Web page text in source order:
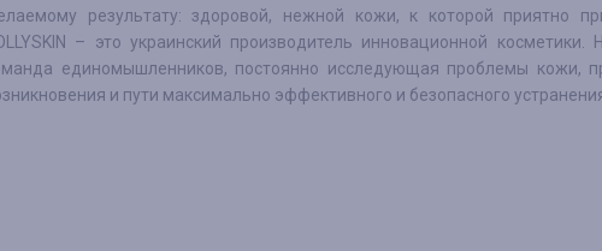
результату: здоровой, нежной кожи, к которой приятно
– это украинский производитель инновационной косметики.
единомышленников, постоянно исследующая проблемы кожи,
и пути максимально эффективного и безопасного